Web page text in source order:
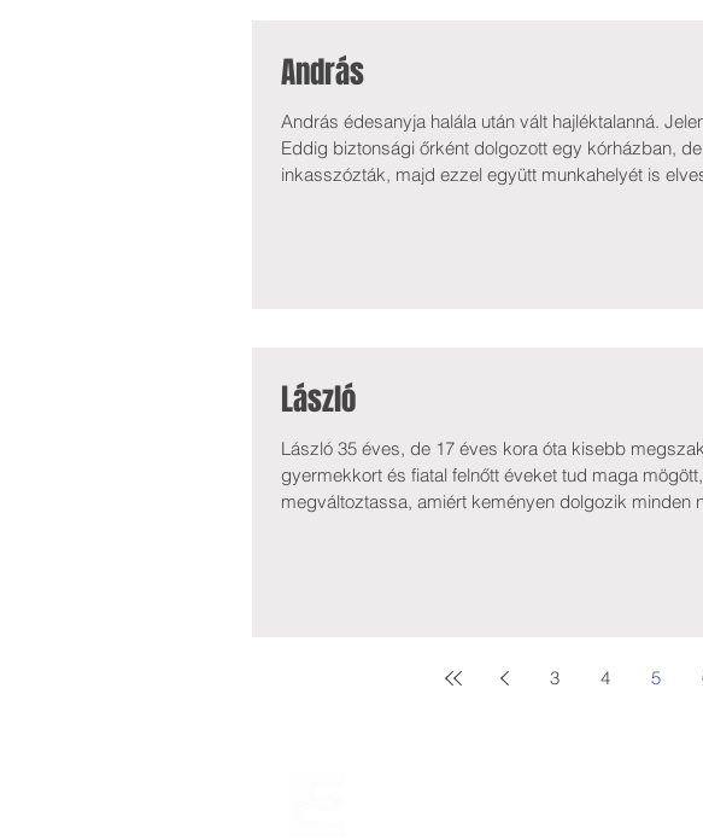
András
András édesanyja halála után vált hajléktalanná.
Eddig biztonsági őrként dolgozott egy kórházban,
inkasszózták, majd ezzel együtt munkahelyét is
László
László 35 éves, de 17 éves kora óta kisebb
gyermekkort és fiatal felnőtt éveket tud maga
megváltoztassa, amiért keményen dolgozik minden
3 4 5